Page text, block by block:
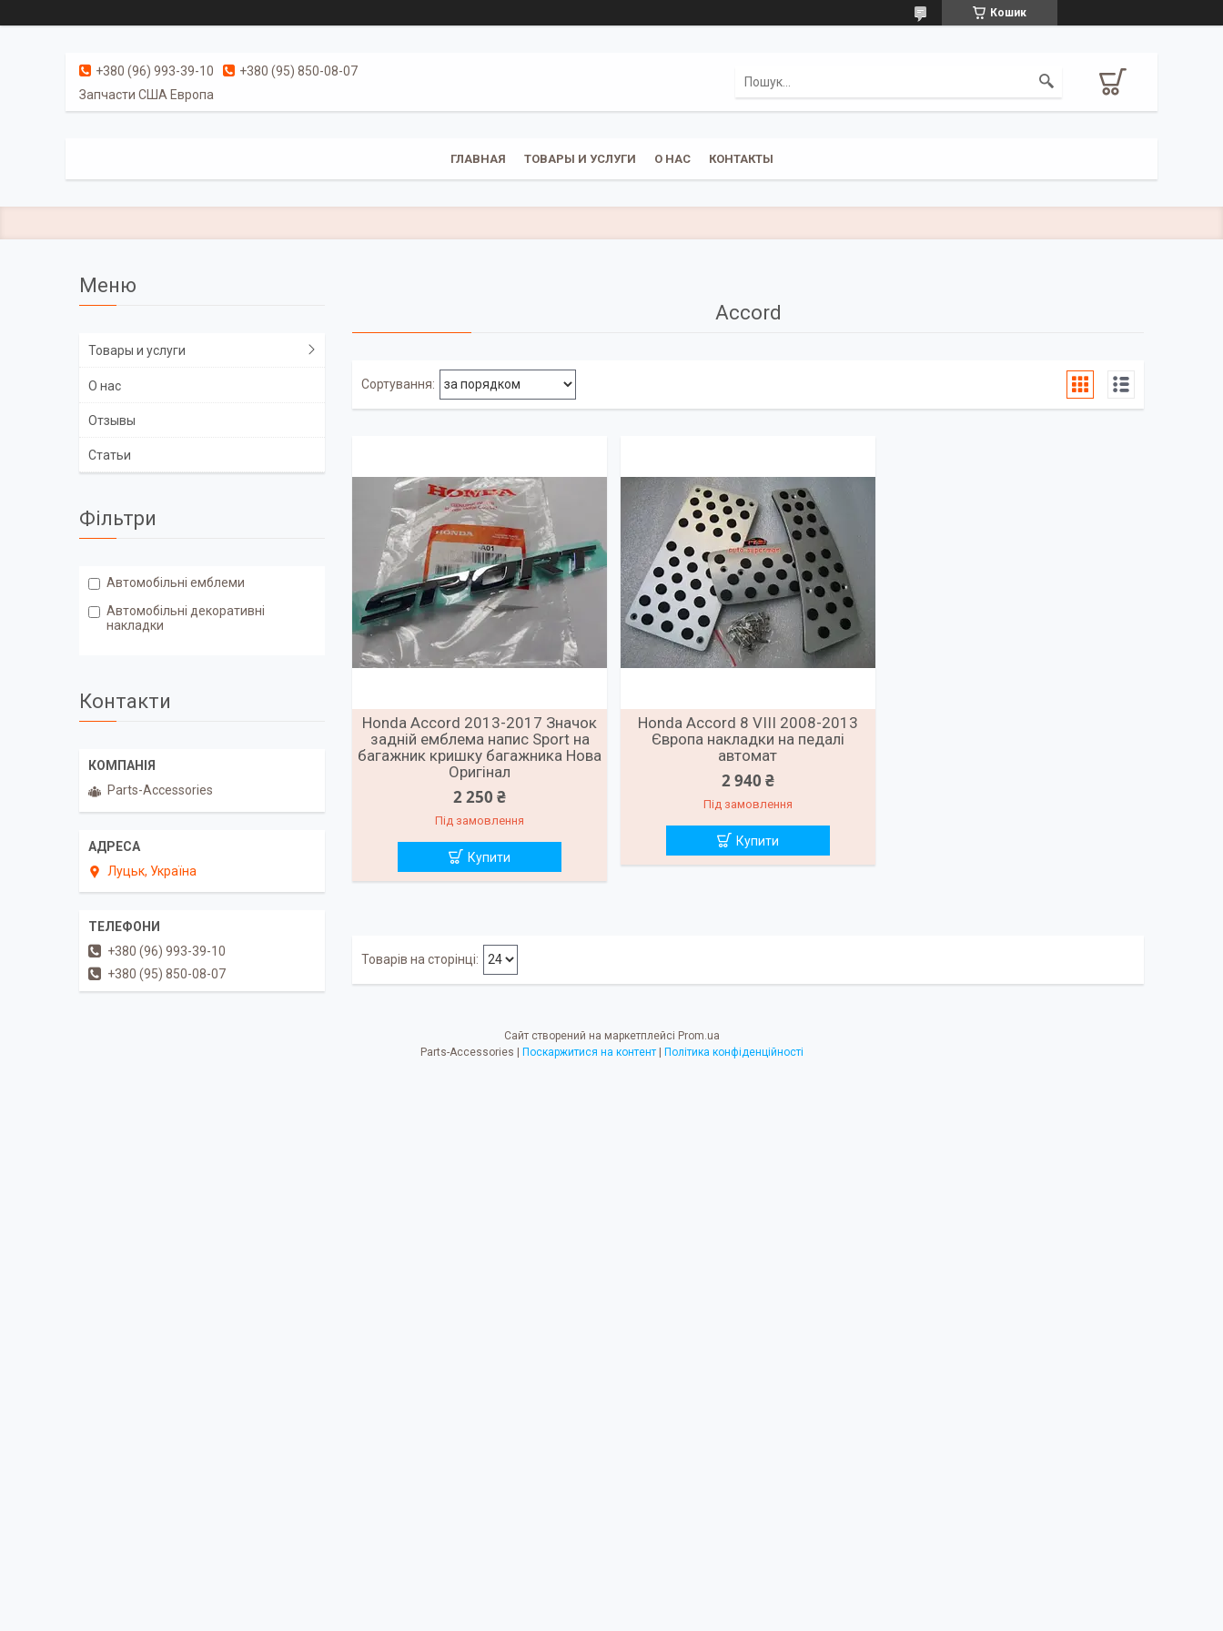
Кошик
+380 (96) 993-39-10
+380 (95) 850-08-07
Запчасти США Европа
ГЛАВНАЯ ТОВАРЫ И УСЛУГИ О НАС КОНТАКТЫ
Accord
Honda Accord 2013-2017 Значок
задній емблема напис Sport на
багажник кришку багажника Нова
Оригінал
2 250 ₴
Під замовлення
Купити
Honda Accord 8 VIII 2008-2013
Європа накладки на педалі
автомат
2 940 ₴
Під замовлення
Купити
Товары и услуги
О нас
Отзывы
Статьи
Фільтри
Автомобільні емблеми
Автомобільні декоративні
накладки
Контакти
Parts-Accessories
Луцьк, Україна
+380 (96) 993-39-10
+380 (95) 850-08-07
Сайт створений на маркетплейсі Prom.ua
Поскаржитися на контент Політика конфіденційності